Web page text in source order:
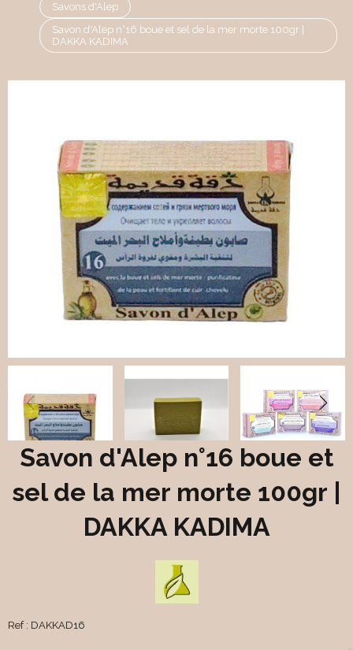
Savons d'Alep
Savon d'Alep n°16 boue et sel de la mer morte 100gr |
DAKKA KADIMA
Savon d'Alep n°16 boue et
sel de la mer morte 100gr |
DAKKA KADIMA
Ref : DAKKAD16